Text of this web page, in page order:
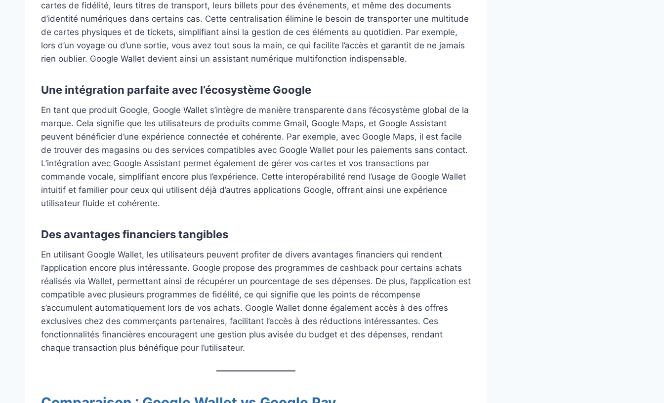
cartes de fidélité, leurs titres de transport, leurs billets pour des événements, et même des documents
d’identité numériques dans certains cas. Cette centralisation élimine le besoin de transporter une multitude
de cartes physiques et de tickets, simplifiant ainsi la gestion de ces éléments au quotidien. Par exemple,
lors d’un voyage ou d’une sortie, vous avez tout sous la main, ce qui facilite l’accès et garantit de ne jamais
rien oublier. Google Wallet devient ainsi un assistant numérique multifonction indispensable.
Une intégration parfaite avec l’écosystème Google
En tant que produit Google, Google Wallet s’intègre de manière transparente dans l’écosystème global de la
marque. Cela signifie que les utilisateurs de produits comme Gmail, Google Maps, et Google Assistant
peuvent bénéficier d’une expérience connectée et cohérente. Par exemple, avec Google Maps, il est facile
de trouver des magasins ou des services compatibles avec Google Wallet pour les paiements sans contact.
L’intégration avec Google Assistant permet également de gérer vos cartes et vos transactions par
commande vocale, simplifiant encore plus l’expérience. Cette interopérabilité rend l’usage de Google Wallet
intuitif et familier pour ceux qui utilisent déjà d’autres applications Google, offrant ainsi une expérience
utilisateur fluide et cohérente.
Des avantages financiers tangibles
En utilisant Google Wallet, les utilisateurs peuvent profiter de divers avantages financiers qui rendent
l’application encore plus intéressante. Google propose des programmes de cashback pour certains achats
réalisés via Wallet, permettant ainsi de récupérer un pourcentage de ses dépenses. De plus, l’application est
compatible avec plusieurs programmes de fidélité, ce qui signifie que les points de récompense
s’accumulent automatiquement lors de vos achats. Google Wallet donne également accès à des offres
exclusives chez des commerçants partenaires, facilitant l’accès à des réductions intéressantes. Ces
fonctionnalités financières encouragent une gestion plus avisée du budget et des dépenses, rendant
chaque transaction plus bénéfique pour l’utilisateur.